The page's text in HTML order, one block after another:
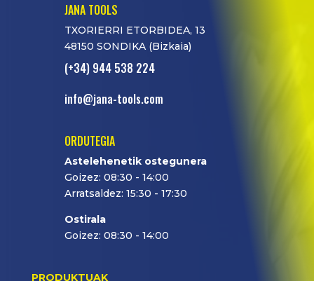
JANA TOOLS
TXORIERRI ETORBIDEA, 13
48150 SONDIKA (Bizkaia)
(+34) 944 538 224
info@jana-tools.com
ORDUTEGIA
Astelehenetik ostegunera
Goizez: 08:30 - 14:00
Arratsaldez: 15:30 - 17:30
Ostirala
Goizez: 08:30 - 14:00
PRODUKTUAK